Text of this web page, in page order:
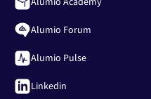
Alumio Forum
Alumio Pulse
Linkedin